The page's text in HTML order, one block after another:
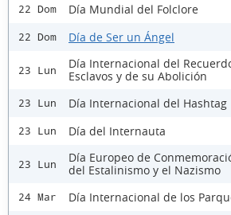
22 Dom Día Mundial del Folclore
22 Dom Día de Ser un Ángel
23 Lun
Día Internacional del
Esclavos y de su Abolición
23 Lun Día Internacional del Hashtag
23 Lun Día del Internauta
23 Lun
Día Europeo de
del Estalinismo y el Nazismo
24 Mar Día Internacional de los